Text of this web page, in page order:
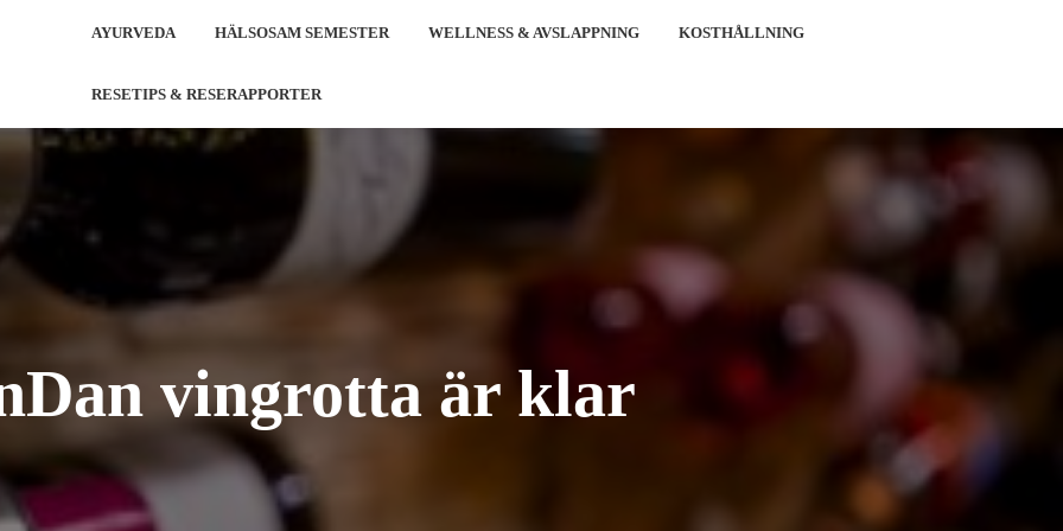
AYURVEDA HÄLSOSAM SEMESTER WELLNESS & AVSLAPPNING KOSTHÅLLNING
RESETIPS & RESERAPPORTER
vingrotta är klar